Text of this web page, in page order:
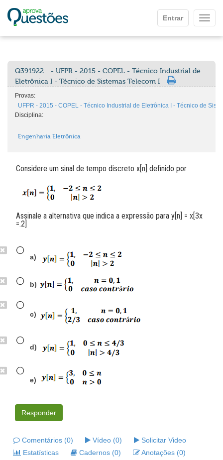
Entrar
Q391922
- UFPR - 2015 - COPEL - Técnico Industrial de
Eletrônica I - Técnico de Sistemas Telecom I
Provas:
UFPR - 2015 - COPEL - Técnico Industrial de Eletrônica I - Técnico de
Disciplina:
Engenharia Eletrônica
Considere um sinal de tempo discreto x[n] definido por
Assinale a alternativa que indica a expressão para y[n] = x[3x
=.2]
a)
b)
c)
d)
e)
Responder
Comentários (0) Vídeo (0)
Solicitar Video
Estatísticas
Cadernos (0)
Anotações (0)